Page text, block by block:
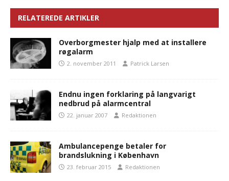
RELATEREDE ARTIKLER
Overborgmester hjalp med at installere
røgalarm
2. november 2011 Patrick Larsen
Endnu ingen forklaring på langvarigt
nedbrud på alarmcentral
22. januar 2007 Redaktionen
Ambulancepenge betaler for
brandslukning i København
23. februar 2015 Redaktionen